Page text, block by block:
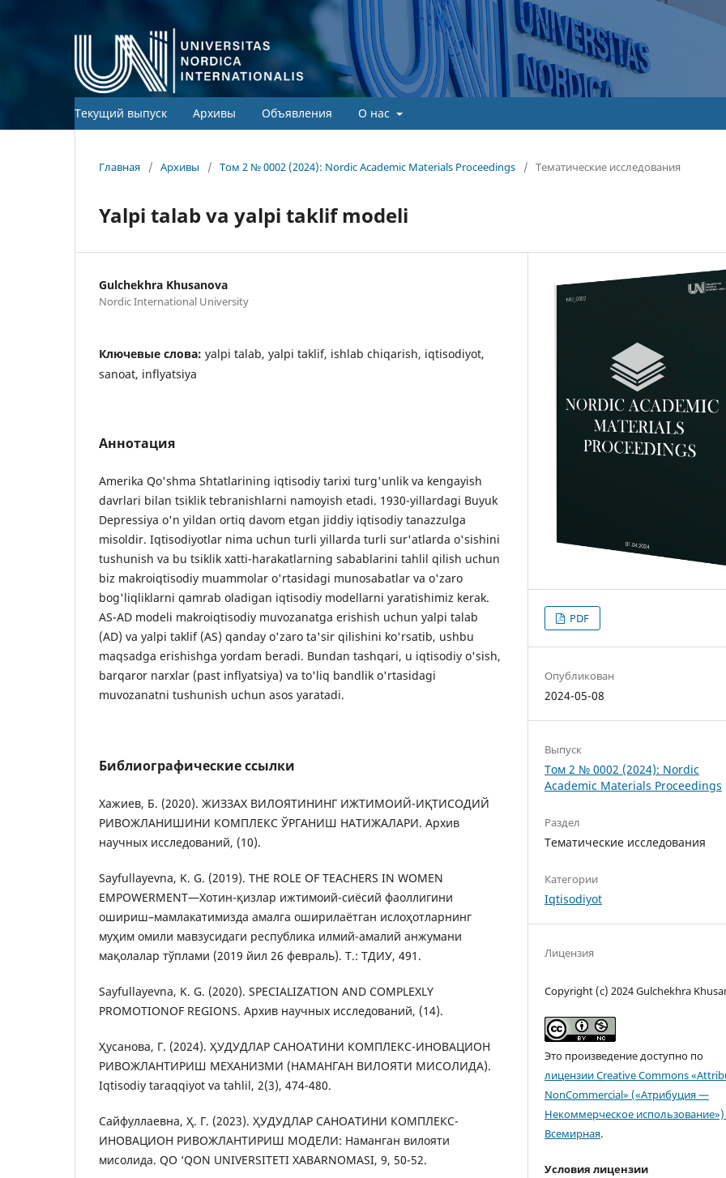
Текущий выпуск Архивы Объявления О нас
Главная / Архивы / Том 2 № 0002 (2024): Nordic Academic Materials Proceedings / Тематические исследования
Yalpi talab va yalpi taklif modeli
Gulchekhra Khusanova
Nordic International University
Ключевые слова: yalpi talab, yalpi taklif, ishlab chiqarish, iqtisodiyot,
sanoat, inflyatsiya
Аннотация
Amerika Qo'shma Shtatlarining iqtisodiy tarixi turg'unlik va kengayish
davrlari bilan tsiklik tebranishlarni namoyish etadi. 1930-yillardagi Buyuk
Depressiya o'n yildan ortiq davom etgan jiddiy iqtisodiy tanazzulga
misoldir. Iqtisodiyotlar nima uchun turli yillarda turli sur'atlarda o'sishini
tushunish va bu tsiklik xatti-harakatlarning sabablarini tahlil qilish uchun
biz makroiqtisodiy muammolar o'rtasidagi munosabatlar va o'zaro
bog'liqliklarni qamrab oladigan iqtisodiy modellarni yaratishimiz kerak.
AS-AD modeli makroiqtisodiy muvozanatga erishish uchun yalpi talab
(AD) va yalpi taklif (AS) qanday o'zaro ta'sir qilishini ko'rsatib, ushbu
maqsadga erishishga yordam beradi. Bundan tashqari, u iqtisodiy o'sish,
barqaror narxlar (past inflyatsiya) va to'liq bandlik o'rtasidagi
muvozanatni tushunish uchun asos yaratadi.
Библиографические ссылки
Хажиев, Б. (2020). ЖИЗЗАХ ВИЛОЯТИНИНГ ИЖТИМОИЙ-ИҚТИСОДИЙ
РИВОЖЛАНИШИНИ КОМПЛЕКС ЎРГАНИШ НАТИЖАЛАРИ. Архив
научных исследований, (10).
Sayfullayevna, K. G. (2019). THE ROLE OF TEACHERS IN WOMEN
EMPOWERMENT―Хотин-қизлар ижтимоий-сиёсий фаоллигини
ошириш–мамлакатимизда амалга оширилаётган ислоҳотларнинг
муҳим омили мавзусидаги республика илмий-амалий анжумани
мақолалар тўплами (2019 йил 26 февраль). Т.: ТДИУ, 491.
Sayfullayevna, K. G. (2020). SPECIALIZATION AND COMPLEXLY
PROMOTIONOF REGIONS. Архив научных исследований, (14).
Ҳусанова, Г. (2024). ҲУДУДЛАР САНОАТИНИ КОМПЛЕКС-ИНОВАЦИОН
РИВОЖЛАНТИРИШ МЕХАНИЗМИ (НАМАНГАН ВИЛОЯТИ МИСОЛИДА).
Iqtisodiy taraqqiyot va tahlil, 2(3), 474-480.
Сайфуллаевна, Ҳ. Г. (2023). ҲУДУДЛАР САНОАТИНИ КОМПЛЕКС-
ИНОВАЦИОН РИВОЖЛАНТИРИШ МОДЕЛИ: Наманган вилояти
мисолида. QO ‘QON UNIVERSITETI XABARNOMASI, 9, 50-52.
PDF
Опубликован
2024-05-08
Выпуск
Том 2 № 0002 (2024): Nordic
Academic Materials Proceedings
Раздел
Тематические исследования
Категории
Iqtisodiyot
Лицензия
Copyright (c) 2024 Gulchekhra
Это произведение доступно по
лицензии Creative Commons
NonCommercial» («Атрибуция —
Некоммерческое использование»)
Всемирная.
Условия лицензии